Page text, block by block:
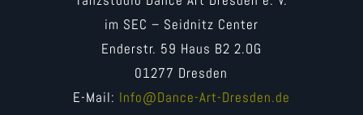
im SEC – Seidnitz Center
Enderstr. 59 Haus B2 2.OG
01277 Dresden
E-Mail: Info@Dance-Art-Dresden.de